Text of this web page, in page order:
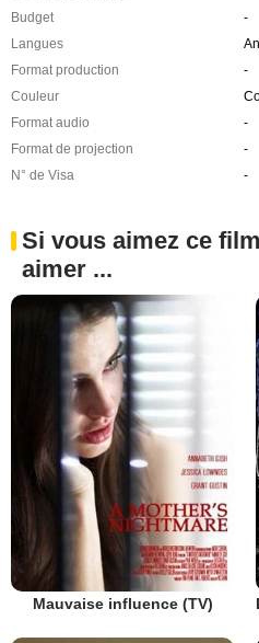
Budget
-
Langues
Format production
-
Couleur
Format audio
-
Format de projection
-
N° de Visa
-
Si vous aimez ce
aimer ...
Mauvaise influence (TV)